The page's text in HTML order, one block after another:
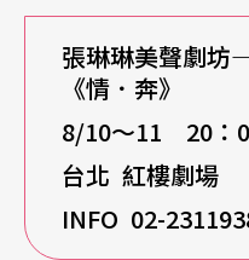
張琳琳美聲劇坊
《情．奔》
8/10～11 20：
台北 紅樓劇場
INFO 02-